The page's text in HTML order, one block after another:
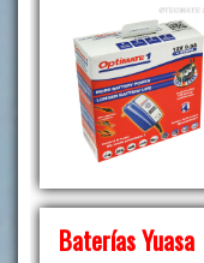
Baterías Yuasa